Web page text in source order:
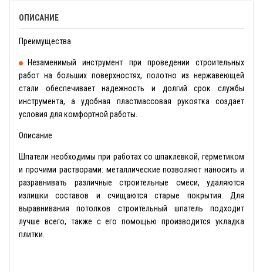
ОПИСАНИЕ
Преимущества
Незаменимый инструмент при проведении строительных
работ на больших поверхностях, полотно из нержавеющей
стали обеспечивает надежность и долгий срок службы
инструмента, а удобная пластмассовая рукоятка создает
условия для комфортной работы.
Описание
Шпатели необходимы при работах со шпаклевкой, герметиком
и прочими растворами: металлические позволяют наносить и
разравнивать различные строительные смеси, удаляются
излишки составов и счищаются старые покрытия. Для
выравнивания потолков строительный шпатель подходит
лучше всего, также с его помощью производится укладка
плитки.